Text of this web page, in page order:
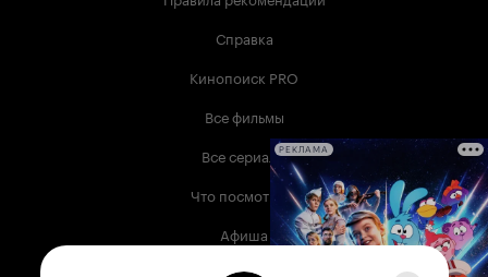
Справка
Кинопоиск PRO
Все фильмы
Все сериалы
Что посмотреть
Афиша
Музыка
РЕКЛАМА